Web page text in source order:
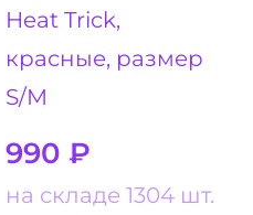
Heat Trick,
красные, размер
S/M
990 ₽
на складе 1304 шт.